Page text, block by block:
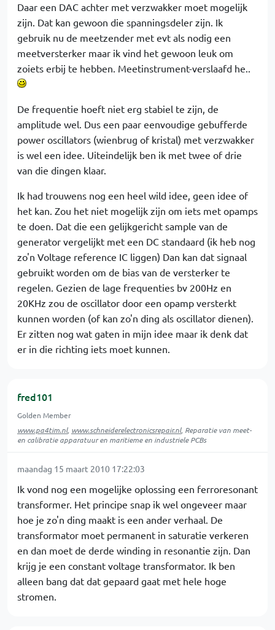
Daar een DAC achter met verzwakker moet mogelijk
zijn. Dat kan gewoon die spanningsdeler zijn. Ik
gebruik nu de meetzender met evt als nodig een
meetversterker maar ik vind het gewoon leuk om
zoiets erbij te hebben. Meetinstrument-verslaafd he..
De frequentie hoeft niet erg stabiel te zijn, de
amplitude wel. Dus een paar eenvoudige gebufferde
power oscillators (wienbrug of kristal) met verzwakker
is wel een idee. Uiteindelijk ben ik met twee of drie
van die dingen klaar.
Ik had trouwens nog een heel wild idee, geen idee of
het kan. Zou het niet mogelijk zijn om iets met opamps
te doen. Dat die een gelijkgericht sample van de
generator vergelijkt met een DC standaard (ik heb nog
zo'n Voltage reference IC liggen) Dan kan dat signaal
gebruikt worden om de bias van de versterker te
regelen. Gezien de lage frequenties bv 200Hz en
20KHz zou de oscillator door een opamp versterkt
kunnen worden (of kan zo'n ding als oscillator dienen).
Er zitten nog wat gaten in mijn idee maar ik denk dat
er in die richting iets moet kunnen.
fred101
Golden Member
www.pa4tim.nl, www.schneiderelectronicsrepair.nl, Reparatie van meet-
en calibratie apparatuur en maritieme en industriele PCBs
maandag 15 maart 2010 17:22:03
Ik vond nog een mogelijke oplossing een ferroresonant
transformer. Het principe snap ik wel ongeveer maar
hoe je zo'n ding maakt is een ander verhaal. De
transformator moet permanent in saturatie verkeren
en dan moet de derde winding in resonantie zijn. Dan
krijg je een constant voltage transformator. Ik ben
alleen bang dat dat gepaard gaat met hele hoge
stromen.